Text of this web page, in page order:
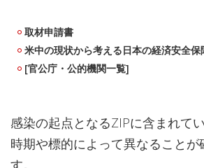
取材申請書
米中の現状から考える日本の経済安全保
[官公庁・公的機関一覧]
感染の起点となるZIPに含まれて
時期や標的によって異なることが
す。